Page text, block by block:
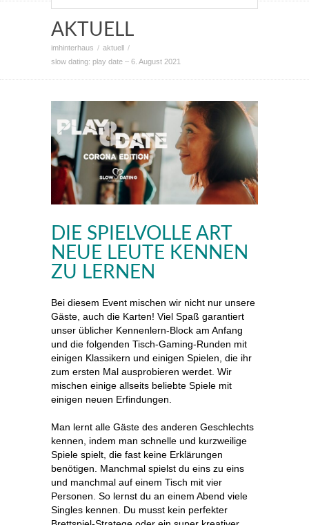
AKTUELL
imhinterhaus
aktuell
slow dating: play date – 6. August 2021
DIE SPIELVOLLE ART
NEUE LEUTE KENNEN
ZU LERNEN
Bei diesem Event mischen wir nicht nur unsere
Gäste, auch die Karten! Viel Spaß garantiert
unser üblicher Kennenlern-Block am Anfang
und die folgenden Tisch-Gaming-Runden mit
einigen Klassikern und einigen Spielen, die ihr
zum ersten Mal ausprobieren werdet. Wir
mischen einige allseits beliebte Spiele mit
einigen neuen Erfindungen.
Man lernt alle Gäste des anderen Geschlechts
kennen, indem man schnelle und kurzweilige
Spiele spielt, die fast keine Erklärungen
benötigen. Manchmal spielst du eins zu eins
und manchmal auf einem Tisch mit vier
Personen. So lernst du an einem Abend viele
Singles kennen. Du musst kein perfekter